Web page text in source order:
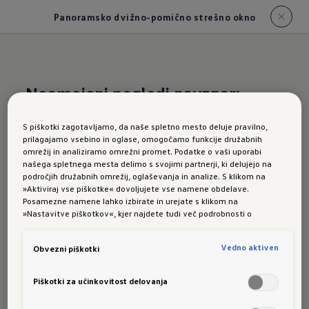
Panoramsko dvižno-pomično strešno okno
Neomejeni pogledi navzgor:
navdušenja
Panoramsko dvižno-
pomično strešno okno
panoramsko dvižno-pomično strešno okno se
S piškotki zagotavljamo, da naše spletno mesto deluje pravilno,
prilagajamo vsebino in oglase, omogočamo funkcije družabnih
omrežij in analiziramo omrežni promet. Podatke o vaši uporabi
našega spletnega mesta delimo s svojimi partnerji, ki delujejo na
področjih družabnih omrežij, oglaševanja in analize. S klikom na
»Aktiviraj vse piškotke« dovoljujete vse namene obdelave.
Posamezne namene lahko izbirate in urejate s klikom na
»Nastavitve piškotkov«, kjer najdete tudi več podrobnosti o
Obvezni piškotki
Vedno aktiven
Piškotki za učinkovitost delovanja